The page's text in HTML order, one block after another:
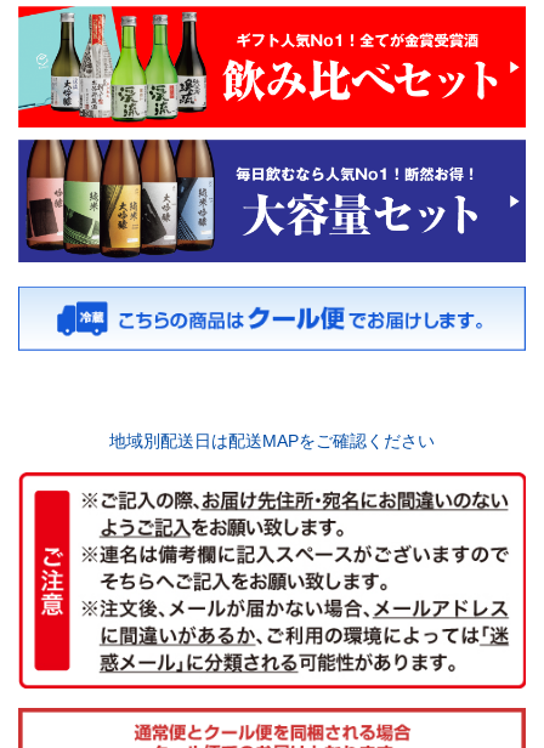
地域別配送日は配送MAPをご確認ください